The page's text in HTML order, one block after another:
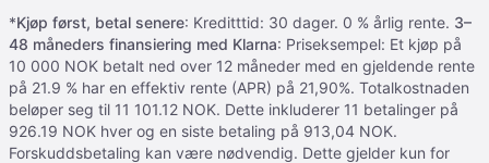
*Kjøp først, betal senere: Kreditttid: 30 dager. 0 % årlig rente. 3–
48 måneders finansiering med Klarna: Priseksempel: Et kjøp på
10 000 NOK betalt ned over 12 måneder med en gjeldende rente
på 21.9 % har en effektiv rente (APR) på 21,90%. Totalkostnaden
beløper seg til 11 101.12 NOK. Dette inkluderer 11 betalinger på
926.19 NOK hver og en siste betaling på 913,04 NOK.
Forskuddsbetaling kan være nødvendig. Dette gjelder kun for